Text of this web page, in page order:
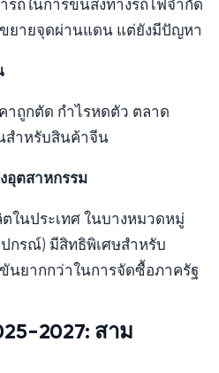
รถในการขนส่งทางรถไฟจำกัด
ยายจุดผ่านแดน แต่ยังมีปัญหา
าถูกตัด กำไรหดตัว ตลาด
สำหรับสินค้าจีน
อุตสาหกรรม
ในประเทศ ในบางหมวดหมู่
ปกรณ์) มีสิทธิพิเศษสำหรับ
นยากกว่าในการจัดซื้อภาครัฐ
2027: สาม